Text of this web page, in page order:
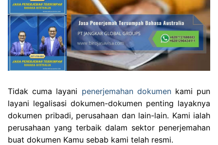
Tidak cuma layani penerjemahan dokumenkami pun
layani legalisasi dokumen-dokumen penting layaknya
dokumen pribadi, perusahaan dan lain-lain. Kami ialah
perusahaan yang terbaik dalam sektor penerjemahan
buat dokumen Kamu sebab kami telah resmi.